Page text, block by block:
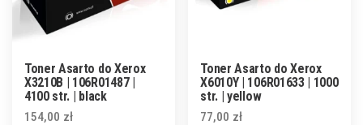
Toner Asarto do Xerox
X3210B | 106R01487 |
4100 str. | black
154,00 zł
Toner Asarto do Xerox
X6010Y | 106R01633 | 1000
str. | yellow
77,00 zł